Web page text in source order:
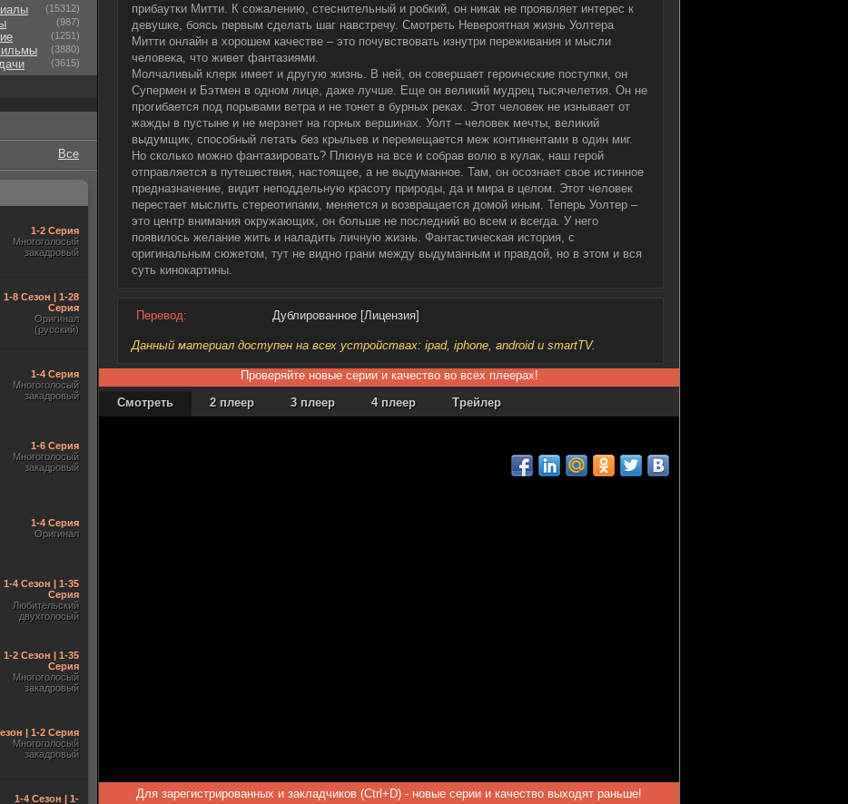
прибаутки Митти. К сожалению, стеснительный и робкий, он никак не проявляет интерес к
девушке, боясь первым сделать шаг навстречу. Смотреть Невероятная жизнь Уолтера
Митти онлайн в хорошем качестве – это почувствовать изнутри переживания и мысли
человека, что живет фантазиями.
Молчаливый клерк имеет и другую жизнь. В ней, он совершает героические поступки, он
Супермен и Бэтмен в одном лице, даже лучше. Еще он великий мудрец тысячелетия. Он не
прогибается под порывами ветра и не тонет в бурных реках. Этот человек не изнывает от
жажды в пустыне и не мерзнет на горных вершинах. Уолт – человек мечты, великий
выдумщик, способный летать без крыльев и перемещается меж континентами в один миг.
Но сколько можно фантазировать? Плюнув на все и собрав волю в кулак, наш герой
отправляется в путешествия, настоящее, а не выдуманное. Там, он осознает свое истинное
предназначение, видит неподдельную красоту природы, да и мира в целом. Этот человек
перестает мыслить стереотипами, меняется и возвращается домой иным. Теперь Уолтер –
это центр внимания окружающих, он больше не последний во всем и всегда. У него
появилось желание жить и наладить личную жизнь. Фантастическая история, с
оригинальным сюжетом, тут не видно грани между выдуманным и правдой, но в этом и вся
суть кинокартины.
Перевод: Дублированное [Лицензия]
Данный материал доступен на всех устройствах: ipad, iphone, android и smartTV.
Проверяйте новые серии и качество во всех плеерах!
Смотреть
2 плеер 3 плеер 4 плеер Трейлер
Для зарегистрированных и закладчиков (Ctrl+D) - новые серии и качество выходят раньше!
(15312)
(987)
(1251)
(3880)
(3615)
Все
1-2 Серия
Многоголосый
закадровый
1-8 Сезон | 1-28
Серия
Оригинал
(русский)
1-4 Серия
Многоголосый
закадровый
1-6 Серия
Многоголосый
закадровый
1-4 Серия
Оригинал
1-4 Сезон | 1-35
Серия
Любительский
двухголосый
1-2 Сезон | 1-35
Серия
Многоголосый
закадровый
| 1-2 Серия
Многоголосый
закадровый
1-4 Сезон | 1-